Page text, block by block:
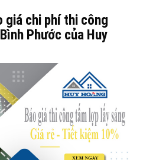
giá chi phí thi công
Phước của Huy